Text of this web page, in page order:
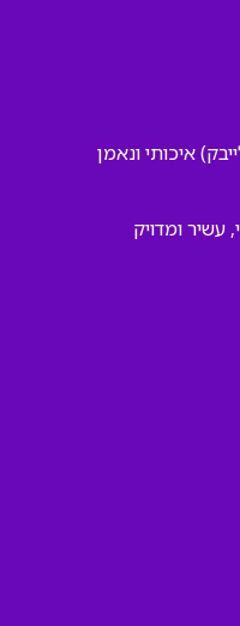
איכותי ונאמן
ומדויק